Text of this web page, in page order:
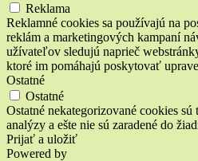
Reklama
Reklamné cookies sa používajú na
reklám a marketingových kampaní
užívateľov sledujú naprieč
ktoré im pomáhajú poskytovať
Ostatné
Ostatné
Ostatné nekategorizované cookies
analýzy a ešte nie sú zaradené do
Prijať a uložiť
Powered by